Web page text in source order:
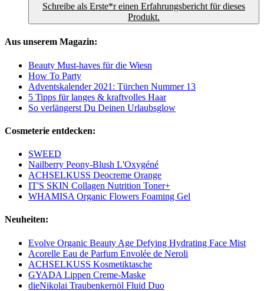
Schreibe als Erste*r einen Erfahrungsbericht für dieses
Produkt.
Aus unserem Magazin:
Beauty Must-haves für die Wiesn
How To Party
Adventskalender 2021: Türchen Nummer 13
5 Tipps für langes & kraftvolles Haar
So verlängerst Du Deinen Urlaubsglow
Cosmeterie entdecken:
SWEED
Nailberry Peony-Blush L'Oxygéné
ACHSELKUSS Deocreme Orange
IT'S SKIN Collagen Nutrition Toner+
WHAMISA Organic Flowers Foaming Gel
Neuheiten:
Evolve Organic Beauty Age Defying Hydrating Face Mist
Acorelle Eau de Parfum Envolée de Neroli
ACHSELKUSS Kosmetiktasche
GYADA Lippen Creme-Maske
dieNikolai Traubenkernöl Fluid Duo